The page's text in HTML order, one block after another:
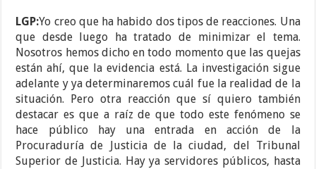
LGP:Yo creo que ha habido dos tipos de reacciones. Una
que desde luego ha tratado de minimizar el tema.
Nosotros hemos dicho en todo momento que las quejas
están ahí, que la evidencia está. La investigación sigue
adelante y ya determinaremos cuál fue la realidad de la
situación. Pero otra reacción que sí quiero también
destacar es que a raíz de que todo este fenómeno se
hace público hay una entrada en acción de la
Procuraduría de Justicia de la ciudad, del Tribunal
Superior de Justicia. Hay ya servidores públicos, hasta